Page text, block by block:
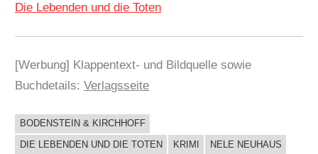
Die Lebenden und die Toten
[Werbung] Klappentext- und Bildquelle sowie
Buchdetails:Verlagsseite
BUCHIGES
BODENSTEIN & KIRCHHOFF
DIE LEBENDEN UND DIE TOTEN
KRIMI NELE NEUHAUS